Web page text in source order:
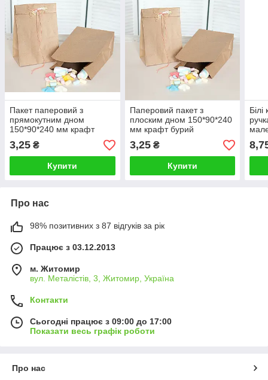
Пакет паперовий з
прямокутним дном
150*90*240 мм крафт
бурий без ручок для
продуктів
3,25 ₴
Купити
Паперовий пакет з
плоским дном 150*90*240
мм крафт бурий
упаковочний пакет без
ручек
3,25₴
Купити
Про нас
98% позитивних з 87 відгуків за рік
Працює з 03.12.2013
м. Житомир
вул. Металістів, 3, Житомир, Україна
Контакти
Сьогодні працює з 09:00 до 17:00
Показати весь графік роботи
Про нас